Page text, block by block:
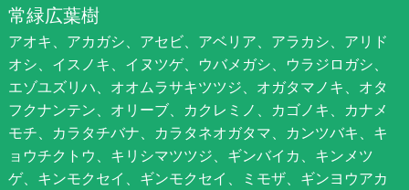
常緑広葉樹
アオキ、アカガシ、アセビ、アベリア、アラカシ、アリド
オシ、イスノキ、イヌツゲ、ウバメガシ、ウラジロガシ、
エゾユズリハ、オオムラサキツツジ、オガタマノキ、オタ
フクナンテン、オリーブ、カクレミノ、カゴノキ、カナメ
モチ、カラタチバナ、カラタネオガタマ、カンツバキ、キ
ョウチクトウ、キリシマツツジ、ギンバイカ、キンメツ
ゲ、キンモクセイ、ギンモクセイ、ミモザ、ギンヨウアカ